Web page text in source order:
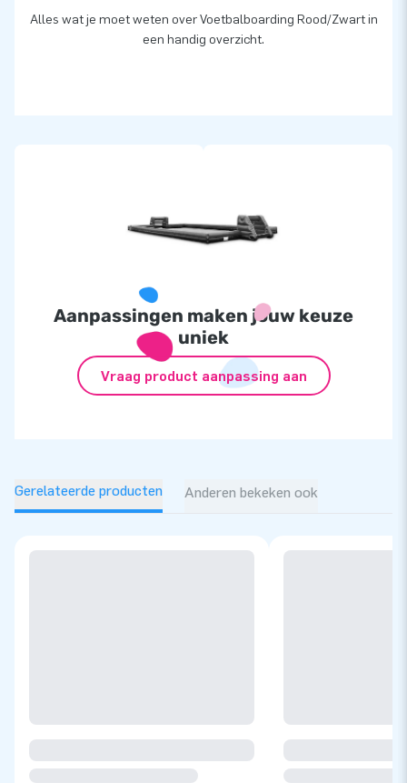
Alles wat je moet weten over Voetbalboarding Rood/Zwart in
een handig overzicht.
Aanpassingen maken jouw keuze
uniek
Vraag product aanpassing aan
Gerelateerde producten Anderen bekeken ook